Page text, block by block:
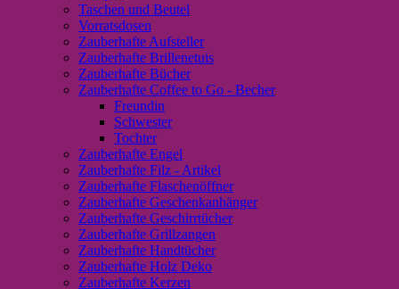
Taschen und Beutel
Vorratsdosen
Zauberhafte Aufsteller
Zauberhafte Brillenetuis
Zauberhafte Bücher
Zauberhafte Coffee to Go - Becher
Freundin
Schwester
Tochter
Zauberhafte Engel
Zauberhafte Filz - Artikel
Zauberhafte Flaschenöffner
Zauberhafte Geschenkanhänger
Zauberhafte Geschirrtücher
Zauberhafte Grillzangen
Zauberhafte Handtücher
Zauberhafte Holz Deko
Zauberhafte Kerzen